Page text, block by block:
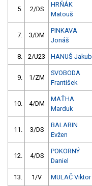
5. 2/DS
HRŇÁK
Matouš
7. 3/DM
PINKAVA
Jonáš
8. 2/U23 HANUŠ Jakub
9. 1/ZM
SVOBODA
František
10. 4/DM
MAŤHA
Marduk
11. 3/DS
BALARIN
Evžen
12. 4/DS
POKORNÝ
Daniel
13. 1/V MULAČ Viktor